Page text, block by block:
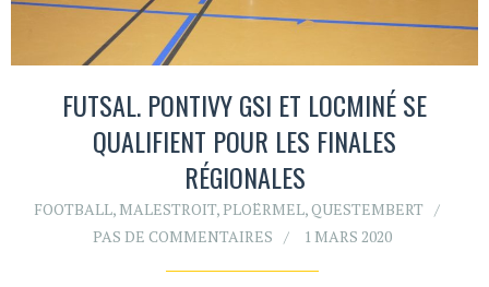
FUTSAL. PONTIVY GSI ET LOCMINÉ SE
QUALIFIENT POUR LES FINALES
RÉGIONALES
FOOTBALL, MALESTROIT,PLOËRMEL,QUESTEMBERT
PAS DE COMMENTAIRES
1 MARS 2020